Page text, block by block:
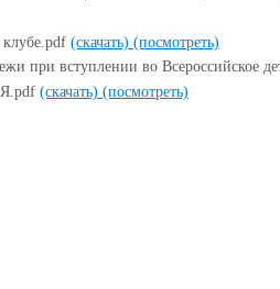
(скачать) (посмотреть)
при вступлении во Всероссийское
(скачать) (посмотреть)